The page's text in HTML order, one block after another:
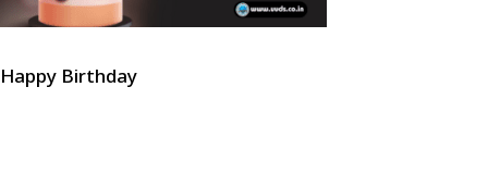
Happy Birthday